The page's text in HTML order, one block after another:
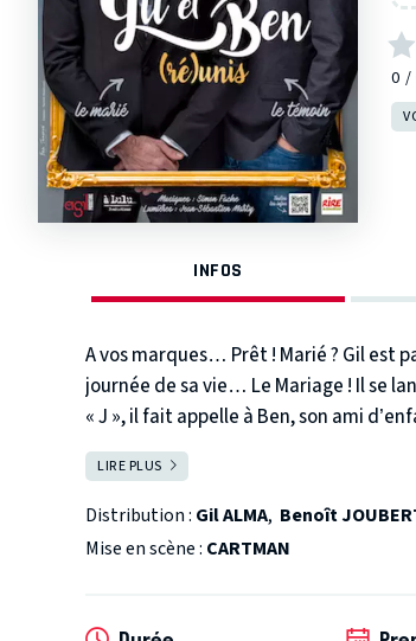
0
INFOS
A vos marques… Prêt ! Marié ? Gil est
journée de sa vie… Le Mariage ! Il se
« J », il fait appelle à Ben, son ami
est-ce le bon choix ?
personnages plus fous et excentriques
la rencontre de Wedding planners, en
soirée et de retour en France pour
s’amusent et renouent avec l’humour
LIRE PLUS
Distribution : Gil ALMA, Benoît
Mise en scène : CARTMAN